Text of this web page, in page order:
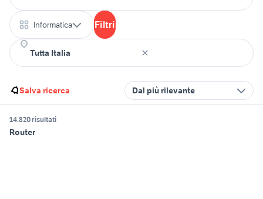
Informatica Filtri
Salva ricerca Dal più rilevante
14.820 risultati
Router